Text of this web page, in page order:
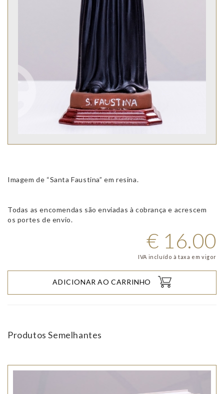
Imagem de “Santa Faustina” em resina.
Todas as encomendas são enviadas à cobrança e acrescem
os portes de envio.
€ 16.00
IVA incluído à taxa em vigor
ADICIONAR AO CARRINHO
Produtos Semelhantes